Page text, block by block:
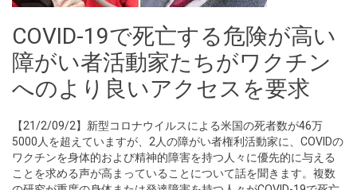
COVID-19で死亡する危険が高い
障がい者活動家たちがワクチン
へのより良いアクセスを要求
【21/2/09/2】新型コロナウイルスによる米国の死者数が46万
5000人を超えていますが、2人の障がい者権利活動家に、COVIDの
ワクチンを身体的および精神的障害を持つ人々に優先的に与える
ことを求める声が高まっていることについて話を聞きます。複数